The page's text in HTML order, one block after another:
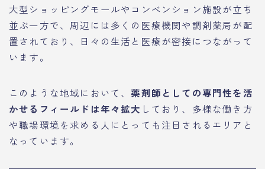
大型ショッピングモールやコンベンション施設が立ち
並ぶ一方で、周辺には多くの医療機関や調剤薬局が配
置されており、日々の生活と医療が密接につながって
います。
このような地域において、 薬剤師としての専門性を活
かせるフィールドは年々拡大 しており、多様な働き方
や職場環境を求める人にとっても注目されるエリアと
なっています。